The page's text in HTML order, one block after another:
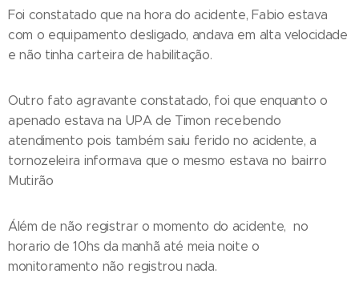
Foi constatado que na hora do acidente, Fabio estava
com o equipamento desligado, andava em alta velocidade
e não tinha carteira de habilitação.
Outro fato agravante constatado, foi que enquanto o
apenado estava na UPA de Timon recebendo
atendimento pois também saiu ferido no acidente, a
tornozeleira informava que o mesmo estava no bairro
Mutirão
Álém de não registrar o momento do acidente, no
horario de 10hs da manhã até meia noite o
monitoramento não registrou nada.